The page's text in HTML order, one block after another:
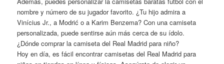
nombre y número de su jugador favorito. ¿Tu hijo admira a
Vinícius Jr., a Modrić o a Karim Benzema? Con una camiseta
personalizada, puede sentirse aún más cerca de su ídolo.
¿Dónde comprar la camiseta del Real Madrid para niño?
Hoy en día, es fácil encontrar camisetas del Real Madrid para